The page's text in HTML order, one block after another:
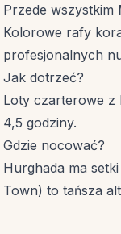
Przede wszystkim
Kolorowe rafy
profesjonalnych
Jak dotrzeć?
Loty czarterowe z
4,5 godziny.
Gdzie nocować?
Hurghada ma
Town) to tańsza